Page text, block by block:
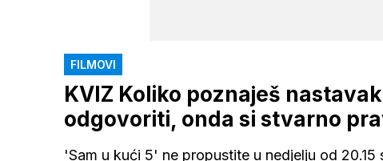
FILMOVI
KVIZ Koliko poznaješ
odgovoriti, onda si stvarno
'Sam u kući 5' ne propustite u nedjelju od 20.15